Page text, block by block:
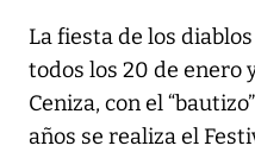
La fiesta de los
todos los 20 de enero
Ceniza, con el
años se realiza el